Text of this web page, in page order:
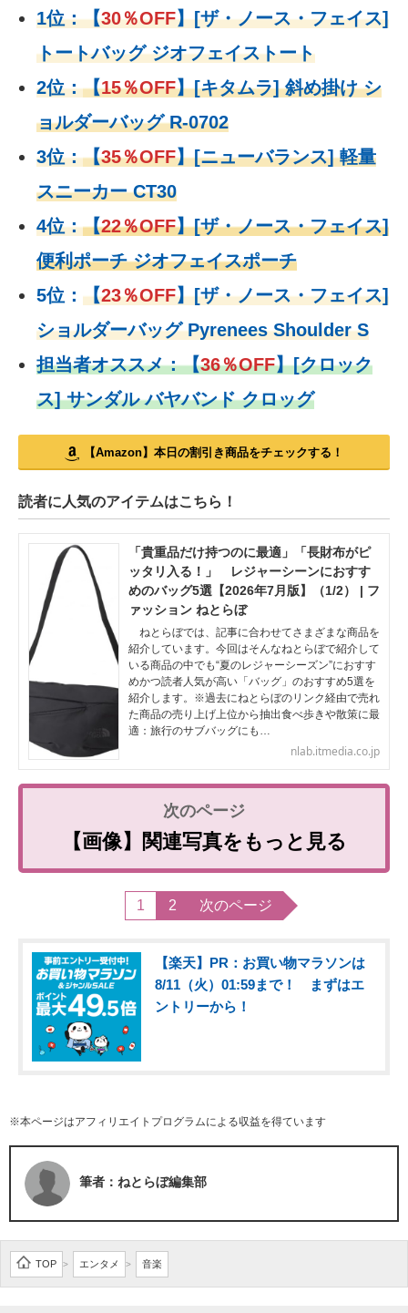
1位：【30％OFF】[ザ・ノース・フェイス]
トートバッグ ジオフェイストート
2位：【15％OFF】[キタムラ] 斜め掛け シ
ョルダーバッグ R-0702
3位：【35％OFF】[ニューバランス] 軽量
スニーカー CT30
4位：【22％OFF】[ザ・ノース・フェイス]
便利ポーチ ジオフェイスポーチ
5位： 【23％OFF】[ザ・ノース・フェイス]
ショルダーバッグ Pyrenees Shoulder S
担当者オススメ：【36％OFF】[クロック
ス] サンダル バヤバンド クロッグ
【Amazon】本日の割引き商品をチェックする！
読者に人気のアイテムはこちら！
「貴重品だけ持つのに最適」「長財布がピ
ッタリ入る！」 レジャーシーンにおすす
めのバッグ5選【2026年7月版】（1/2） | フ
ァッション ねとらぼ
ねとらぼでは、記事に合わせてさまざまな商品を
紹介しています。今回はそんなねとらぼで紹介して
いる商品の中でも“夏のレジャーシーズン”におすす
めかつ読者人気が高い「バッグ」のおすすめ5選を
紹介します。※過去にねとらぼのリンク経由で売れ
た商品の売り上げ上位から抽出食べ歩きや散策に最
適：旅行のサブバッグにも…
nlab.itmedia.co.jp
【画像】関連写真をもっと見る
1 2 次のページ
【楽天】PR：お買い物マラソンは
8/11（火）01:59まで！ まずはエ
ントリーから！
※本ページはアフィリエイトプログラムによる収益を得ています
筆者：ねとらぼ編集部
TOP > エンタメ > 音楽